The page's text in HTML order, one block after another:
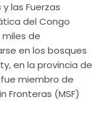
las Fuerzas
del Congo
de
en los bosques
en la provincia de
fue miembro de
Fronteras (MSF)